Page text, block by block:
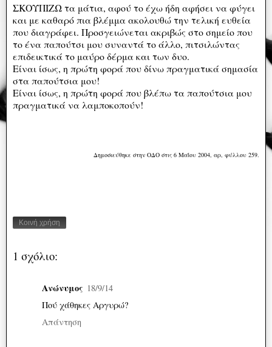
ΣΚΟΥΠΙΖΩ τα μάτια, αφού το έχω ήδη αφήσει να φύγει
και με καθαρό πια βλέμμα ακολουθώ την τελική ευθεία
που διαγράφει. Προσγειώνεται ακριβώς στο σημείο που
το ένα παπούτσι μου συναντά το άλλο, πιτσιλώντας
επιδεικτικά το μαύρο δέρμα και των δυο.
Είναι ίσως, η πρώτη φορά που δίνω πραγματικά σημασία
στα παπούτσια μου!
Είναι ίσως, η πρώτη φορά που βλέπω τα παπούτσια μου
πραγματικά να λαμποκοπούν!
Δημοσιεύθηκε στην ΟΔΟ στις 6 Μαΐου 2004, αρ, φύλλου 259.
Κοινή χρήση
1 σχόλιο:
Ανώνυμος 18/9/14
Πού χάθηκες Αργυρώ?
Απάντηση